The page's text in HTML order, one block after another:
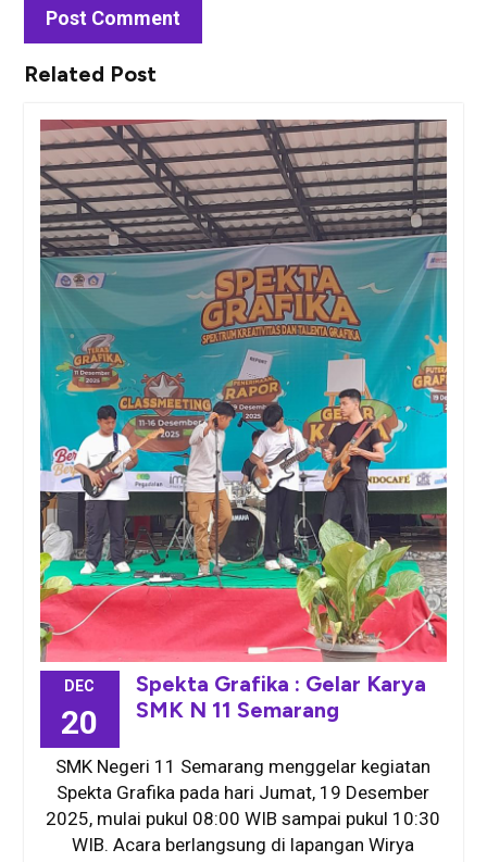
Related Post
DEC
20
Spekta Grafika : Gelar Karya
SMK N 11 Semarang
SMK Negeri 11 Semarang menggelar kegiatan
Spekta Grafika pada hari Jumat, 19 Desember
2025, mulai pukul 08:00 WIB sampai pukul 10:30
WIB. Acara berlangsung di lapangan Wirya